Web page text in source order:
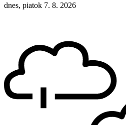
dnes, piatok 7. 8. 2026